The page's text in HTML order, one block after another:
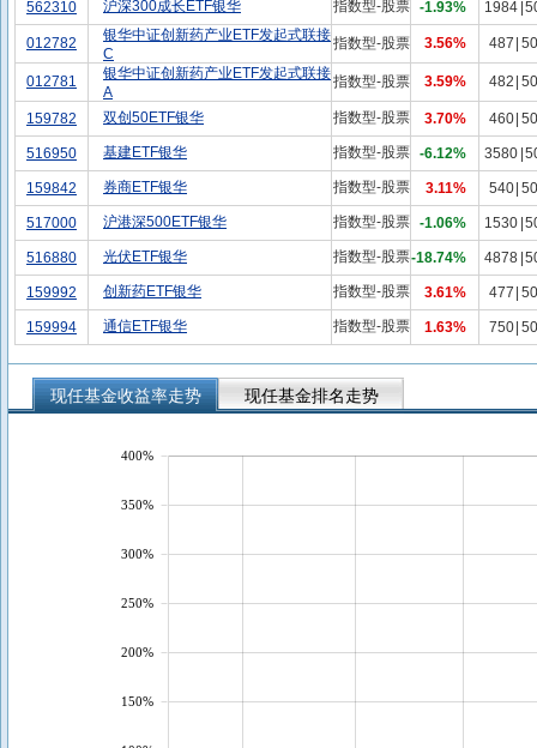
562310 沪深300成长ETF银华 指数型-股票 -1.93% 1984
012782
银华中证创新药产业ETF发起式联接
C
指数型-股票 3.56% 487
012781
银华中证创新药产业ETF发起式联接
A
指数型-股票 3.59% 482
159782 双创50ETF银华 指数型-股票 3.70% 460
516950 基建ETF银华 指数型-股票 -6.12% 3580
159842 券商ETF银华 指数型-股票 3.11% 540
517000 沪港深500ETF银华 指数型-股票 -1.06% 1530
516880 光伏ETF银华 指数型-股票-18.74% 4878
159992 创新药ETF银华 指数型-股票 3.61% 477
159994 通信ETF银华 指数型-股票 1.63% 750
现任基金收益率走势 现任基金排名走势
150%
200%
250%
300%
350%
400%